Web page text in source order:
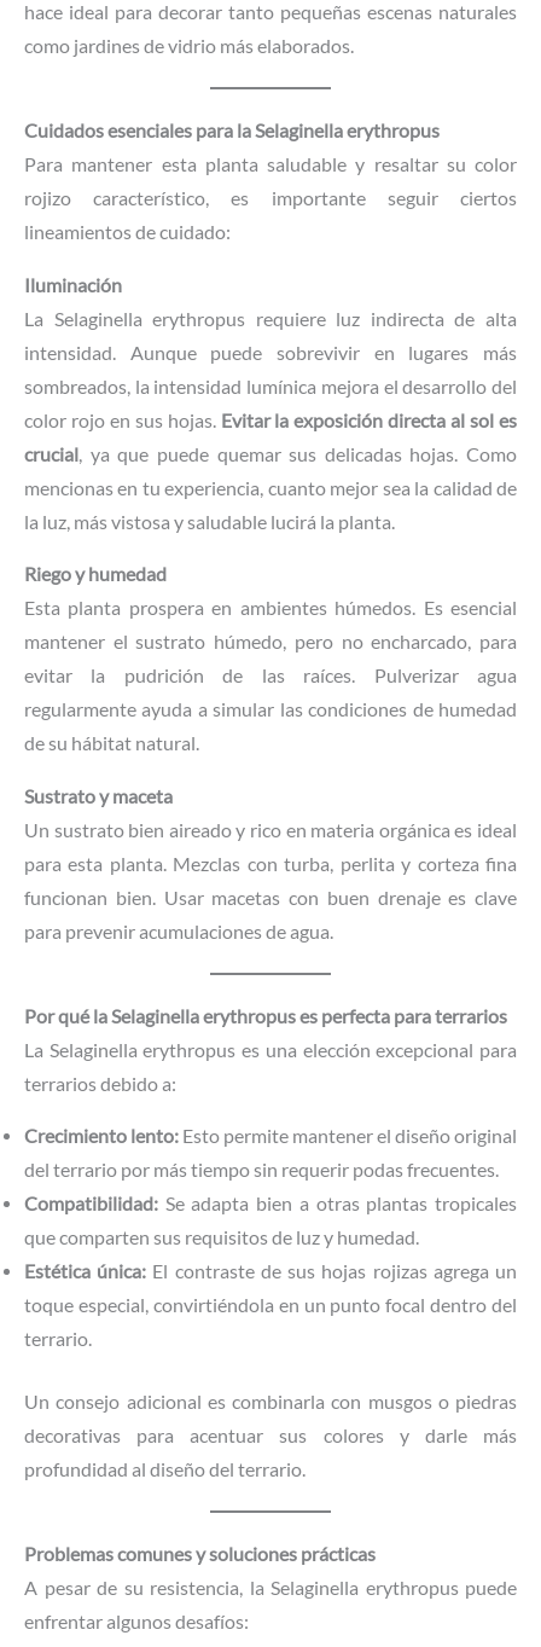
hace ideal para decorar tanto pequeñas escenas naturales
como jardines de vidrio más elaborados.
Cuidados esenciales para la Selaginella erythropus
Para mantener esta planta saludable y resaltar su color
rojizo característico, es importante seguir ciertos
lineamientos de cuidado:
Iluminación
La Selaginella erythropus requiere luz indirecta de alta
intensidad. Aunque puede sobrevivir en lugares más
sombreados, la intensidad lumínica mejora el desarrollo del
color rojo en sus hojas. Evitar la exposición directa al sol es
crucial, ya que puede quemar sus delicadas hojas. Como
mencionas en tu experiencia, cuanto mejor sea la calidad de
la luz, más vistosa y saludable lucirá la planta.
Riego y humedad
Esta planta prospera en ambientes húmedos. Es esencial
mantener el sustrato húmedo, pero no encharcado, para
evitar la pudrición de las raíces. Pulverizar agua
regularmente ayuda a simular las condiciones de humedad
de su hábitat natural.
Sustrato y maceta
Un sustrato bien aireado y rico en materia orgánica es ideal
para esta planta. Mezclas con turba, perlita y corteza fina
funcionan bien. Usar macetas con buen drenaje es clave
para prevenir acumulaciones de agua.
Por qué la Selaginella erythropus es perfecta para terrarios
La Selaginella erythropus es una elección excepcional para
terrarios debido a:
Crecimiento lento: Esto permite mantener el diseño original
del terrario por más tiempo sin requerir podas frecuentes.
Compatibilidad: Se adapta bien a otras plantas tropicales
que comparten sus requisitos de luz y humedad.
Estética única: El contraste de sus hojas rojizas agrega un
toque especial, convirtiéndola en un punto focal dentro del
terrario.
Un consejo adicional es combinarla con musgos o piedras
decorativas para acentuar sus colores y darle más
profundidad al diseño del terrario.
Problemas comunes y soluciones prácticas
A pesar de su resistencia, la Selaginella erythropus puede
enfrentar algunos desafíos: